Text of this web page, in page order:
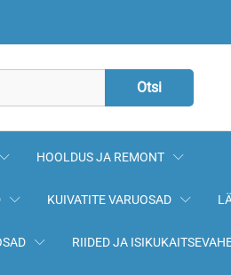
Otsi
HOOLDUS JA REMONT
KUIVATITE VARUOSAD
RIIDED JA